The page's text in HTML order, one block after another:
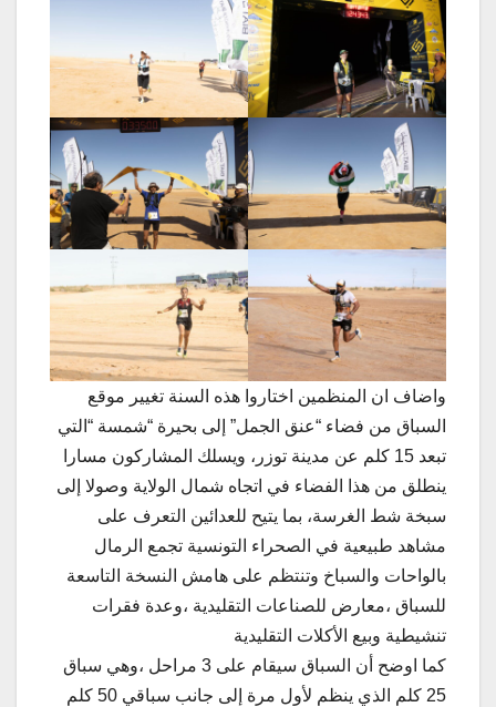
واضاف ان المنظمين اختاروا هذه السنة تغيير موقع
السباق من فضاء “عنق الجمل” إلى بحيرة “شمسة “التي
تبعد 15 كلم عن مدينة توزر، ويسلك المشاركون مسارا
ينطلق من هذا الفضاء في اتجاه شمال الولاية وصولا إلى
سبخة شط الغرسة، بما يتيح للعدائين التعرف على
مشاهد طبيعية في الصحراء التونسية تجمع الرمال
بالواحات والسباخ وتنتظم على هامش النسخة التاسعة
للسباق ،معارض للصناعات التقليدية ،وعدة فقرات
تنشيطية وبيع الأكلات التقليدية
كما اوضح أن السباق سيقام على 3 مراحل ،وهي سباق
25 كلم الذي ينظم لأول مرة إلى جانب سباقي 50 كلم